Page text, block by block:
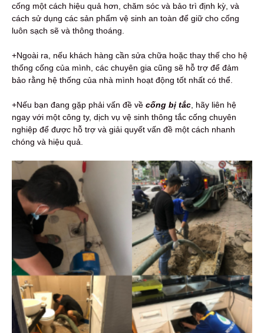
cống một cách hiệu quả hơn, chăm sóc và bảo trì định kỳ, và
cách sử dụng các sản phẩm vệ sinh an toàn để giữ cho cống
luôn sạch sẽ và thông thoáng.
+Ngoài ra, nếu khách hàng cần sửa chữa hoặc thay thế cho hệ
thống cống của mình, các chuyên gia cũng sẽ hỗ trợ để đảm
bảo rằng hệ thống của nhà mình hoạt động tốt nhất có thể.
+Nếu bạn đang gặp phải vấn đề về cống bị tắc , hãy liên hệ
ngay với một công ty, dịch vụ vệ sinh thông tắc cống chuyên
nghiệp để được hỗ trợ và giải quyết vấn đề một cách nhanh
chóng và hiệu quả.